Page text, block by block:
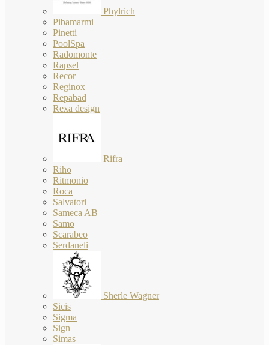
Phylrich
Pibamarmi
Pinetti
PoolSpa
Radomonte
Rapsel
Recor
Reginox
Repabad
Rexa design
Rifra
Riho
Ritmonio
Roca
Salvatori
Sameca AB
Samo
Scarabeo
Serdaneli
Sherle Wagner
Sicis
Sigma
Sign
Simas